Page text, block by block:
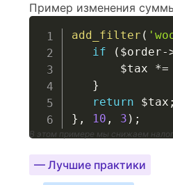
Пример изменения
add_filter (
if
( $order-
$tax
*=
}
return
$tax ;
} , 10 , 3 ) ;
В этом примере мы снижаем
— Лучшие практики